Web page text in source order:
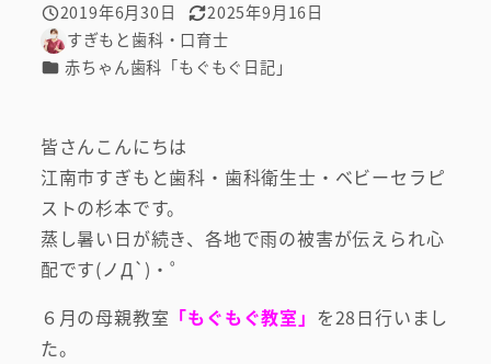
投稿日
2019年6月30日
更新日
2025年9月16日
著
者
すぎもと歯科・口育士
カテゴリー
赤ちゃん歯科「もぐもぐ日記」
皆さんこんにちは
江南市すぎもと歯科・歯科衛生士・ベビーセラピ
ストの杉本です。
蒸し暑い日が続き、各地で雨の被害が伝えられ心
配です(ノД`)・゜
６月の母親教室 「もぐもぐ教室」 を28日行いまし
た。